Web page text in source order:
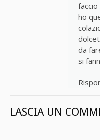
faccio
ho
da
si
LASCIA UN